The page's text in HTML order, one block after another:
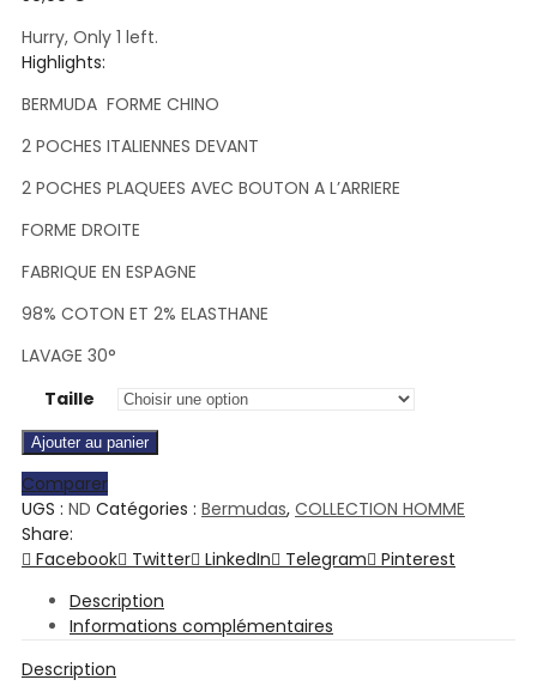
Hurry, Only 1 left.
Highlights:
BERMUDA FORME CHINO
2 POCHES ITALIENNES DEVANT
2 POCHES PLAQUEES AVEC BOUTON A L’ARRIERE
FORME DROITE
FABRIQUE EN ESPAGNE
98% COTON ET 2% ELASTHANE
LAVAGE 30°
Taille
Ajouter au panier
Comparer
UGS : ND Catégories : Bermudas, COLLECTION HOMME
Share:
Facebook
Twitter LinkedIn Telegram
Pinterest
Description
Informations complémentaires
Description